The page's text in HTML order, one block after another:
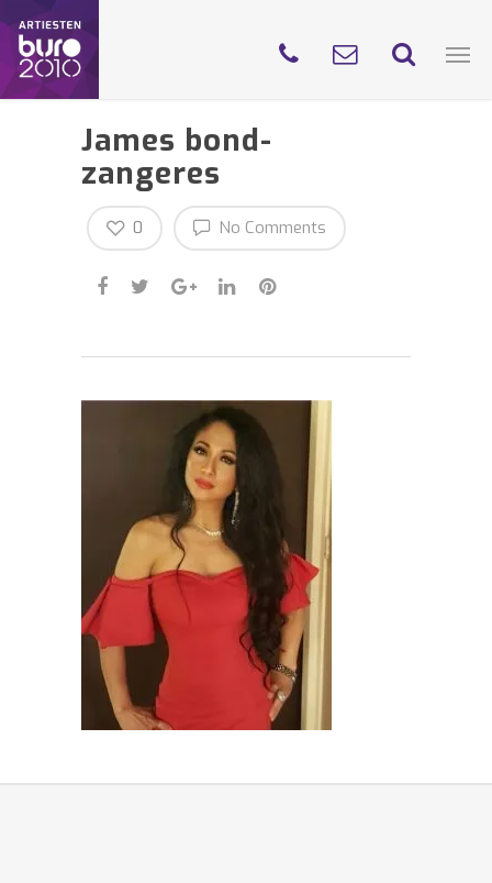
James bond-
zangeres
No Comments
0